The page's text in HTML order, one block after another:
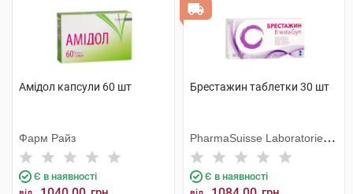
Амідол капсули 60 шт
Фарм Райз
Є в наявності
Брестажин таблетки 30 шт
PharmaSuisse Laboratories
SpA
Є в наявності